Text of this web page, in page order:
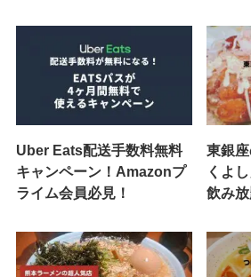
Uber Eats配送手数料無料
キャンペーン！Amazonプ
ライム会員必見！
東銀
くよ
飲み